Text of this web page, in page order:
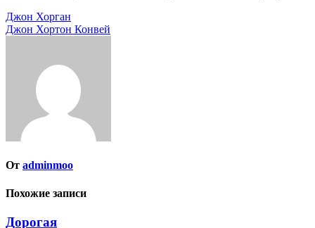
Навигация
по
Джон Хорган
Джон Хортон Конвей
От adminmoo
Похожие записи
Дорогая